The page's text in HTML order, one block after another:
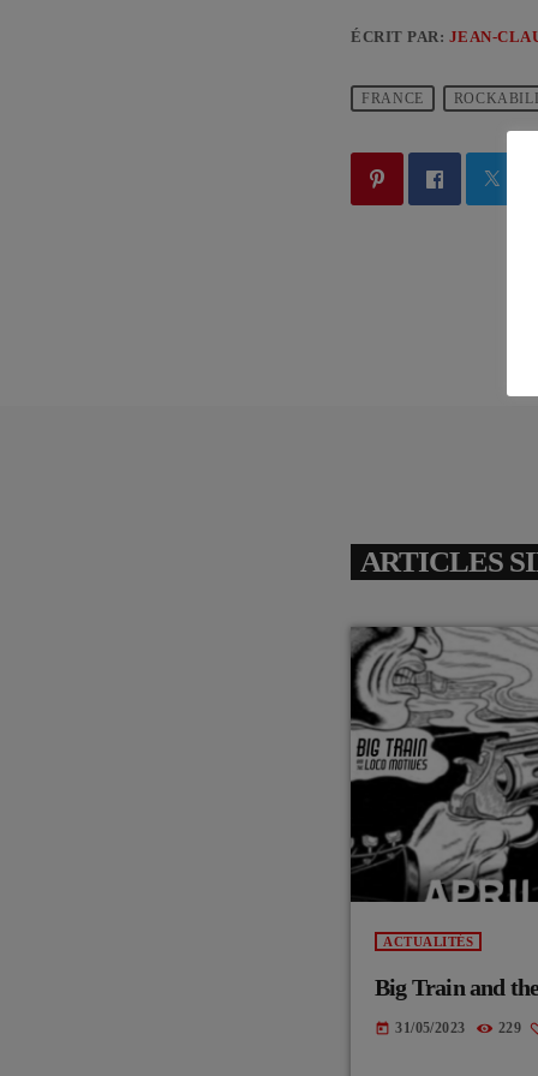
ÉCRIT PAR: JEAN-
FRANCE
ARTICLES
ACTUALITÉS
Big Train and
today 31/05/2023 229